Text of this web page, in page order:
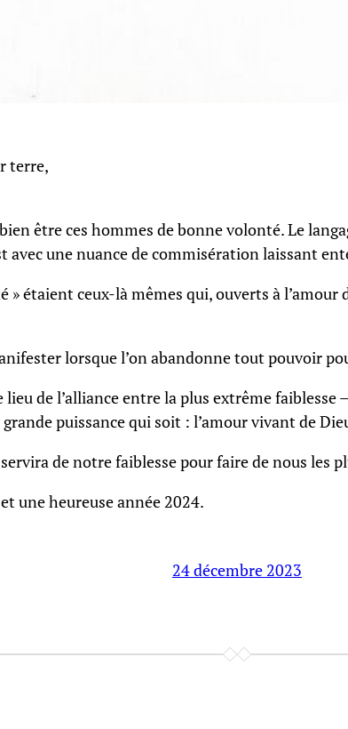
terre,
être ces hommes de bonne volonté. Le
avec une nuance de commisération laissant
étaient ceux-là mêmes qui, ouverts à
lorsque l’on abandonne tout pouvoir
lieu de l’alliance entre la plus extrême
puissance qui soit : l’amour vivant de
de notre faiblesse pour faire de nous les
une heureuse année 2024.
24 décembre 2023